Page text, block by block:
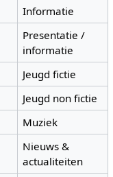
Informatie
Presentatie /
informatie
Jeugd fictie
Jeugd non fictie
Muziek
Nieuws &
actualiteiten